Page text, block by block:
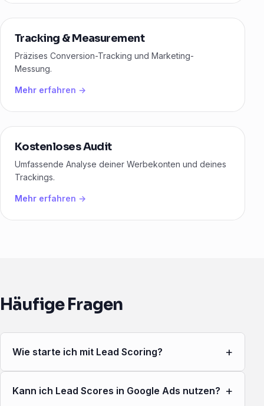
Tracking & Measurement
Präzises Conversion-Tracking und Marketing-
Messung.
Mehr erfahren →
Kostenloses Audit
Umfassende Analyse deiner Werbekonten und deines
Trackings.
Mehr erfahren →
Häufige Fragen
Wie starte ich mit Lead Scoring? +
Kann ich Lead Scores in Google Ads nutzen? +